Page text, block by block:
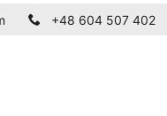
+48 604 507 402